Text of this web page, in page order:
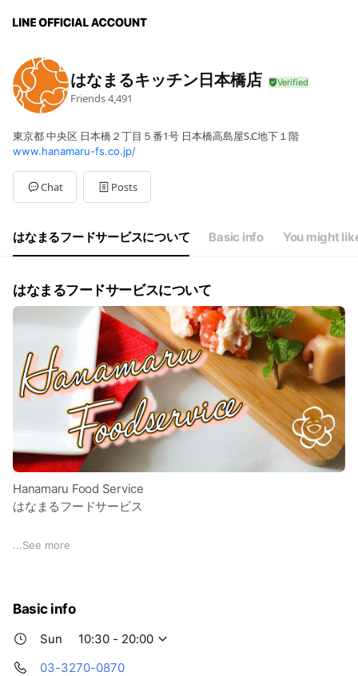
はなまるキッチン日本橋店
Friends4,491
東京都 中央区 日本橋２丁目５番1号 日本橋高島屋S.C地下１階
www.hanamaru-fs.co.jp/
Chat Posts
はなまるフードサービスについて Basic info You might
はなまるフードサービスについて
Hanamaru Food Service
はなまるフードサービス
Home Meal Replacement
より便利に、
より楽しく、ご利用いただけるようにと願い、
はなまるスタッフみんなの想いをひとつにして『家庭料理の代
...See more
Basic info
Sun
10:30 - 20:00
03-3270-0870